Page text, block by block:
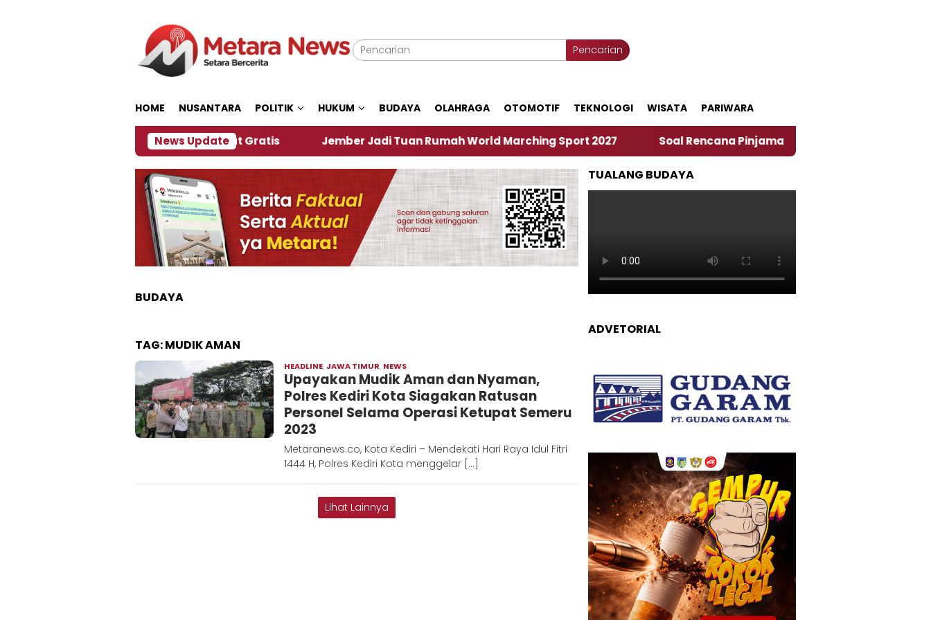
Pencarian
HOME NUSANTARA POLITIK HUKUM BUDAYA OLAHRAGA OTOMOTIF TEKNOLOGI WISATA PARIWARA
News Update
Panitia Siapkan Kopi dan Pijat Gratis Jember Jadi Tuan Rumah World Marching Sport 2027 ‎Soal Rencana Pinjaman Daerah Pemkab Jember, Ini
BUDAYA
TAG:MUDIK AMAN
HEADLINE,JAWA TIMUR, NEWS
Hadi
Upayakan Mudik Aman dan Nyaman,
Polres Kediri Kota Siagakan Ratusan
Personel Selama Operasi Ketupat Semeru
2023
Metaranews.co, Kota Kediri – Mendekati Hari Raya Idul Fitri
1444 H, Polres Kediri Kota menggelar […]
Lihat Lainnya
TUALANG BUDAYA
ADVETORIAL